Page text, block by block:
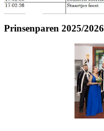
Prinsenparen 2025/2026